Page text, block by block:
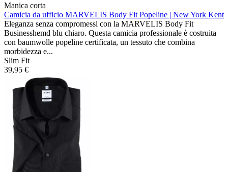
Manica corta
Camicia da ufficio MARVELIS Body Fit Popeline | New York Kent
Eleganza senza compromessi con la MARVELIS Body Fit
Businesshemd blu chiaro. Questa camicia professionale è costruita
con baumwolle popeline certificata, un tessuto che combina
morbidezza e...
Slim Fit
39,95 €